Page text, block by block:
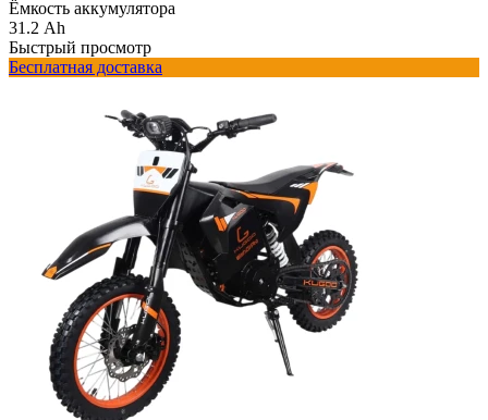
Ёмкость аккумулятора
31.2 Ah
Быстрый просмотр
Бесплатная доставка